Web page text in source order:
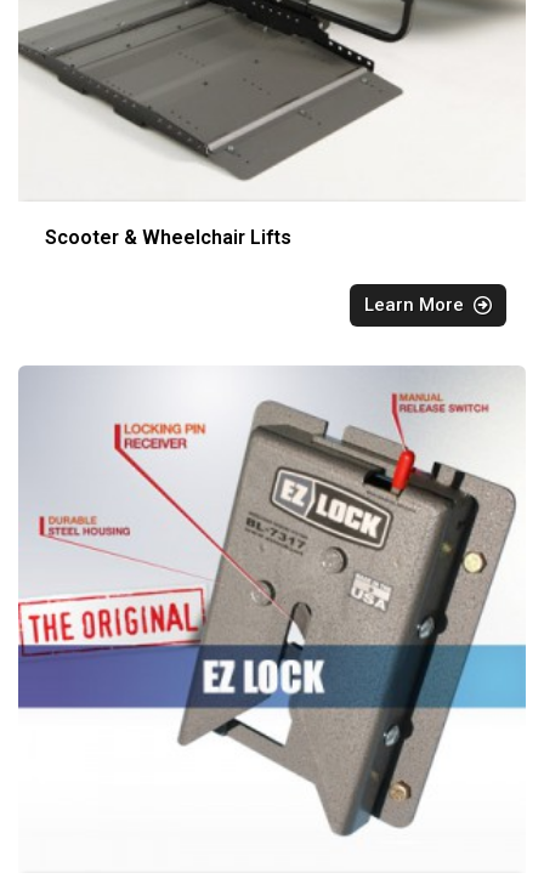
Scooter & Wheelchair Lifts
Learn More